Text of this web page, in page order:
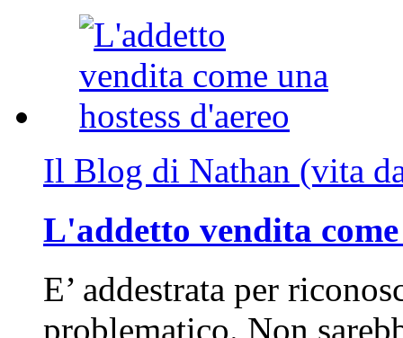
Il Blog di Nathan (vita
L'addetto vendita
E’ addestrata per
problematico. Non